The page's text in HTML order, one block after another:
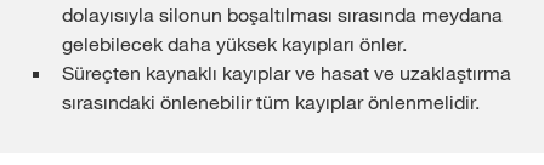
dolayısıyla silonun boşaltılması sırasında meydana
gelebilecek daha yüksek kayıpları önler.
Süreçten kaynaklı kayıplar ve hasat ve uzaklaştırma
sırasındaki önlenebilir tüm kayıplar önlenmelidir.